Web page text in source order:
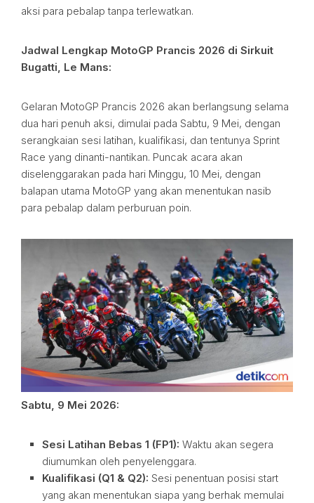
aksi para pebalap tanpa terlewatkan.
Jadwal Lengkap MotoGP Prancis 2026 di Sirkuit
Bugatti, Le Mans:
Gelaran MotoGP Prancis 2026 akan berlangsung selama
dua hari penuh aksi, dimulai pada Sabtu, 9 Mei, dengan
serangkaian sesi latihan, kualifikasi, dan tentunya Sprint
Race yang dinanti-nantikan. Puncak acara akan
diselenggarakan pada hari Minggu, 10 Mei, dengan
balapan utama MotoGP yang akan menentukan nasib
para pebalap dalam perburuan poin.
Sabtu, 9 Mei 2026:
Sesi Latihan Bebas 1 (FP1): Waktu akan segera
diumumkan oleh penyelenggara.
Kualifikasi (Q1 & Q2): Sesi penentuan posisi start
yang akan menentukan siapa yang berhak memulai